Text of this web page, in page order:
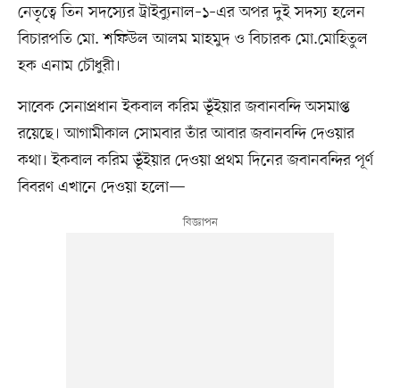
নেতৃত্বে তিন সদস্যের ট্রাইব্যুনাল–১–এর অপর দুই সদস্য হলেন
বিচারপতি মো. শফিউল আলম মাহমুদ ও বিচারক মো.মোহিতুল
হক এনাম চৌধুরী।
সাবেক সেনাপ্রধান ইকবাল করিম ভূঁইয়ার জবানবন্দি অসমাপ্ত
রয়েছে। আগামীকাল সোমবার তাঁর আবার জবানবন্দি দেওয়ার
কথা। ইকবাল করিম ভূঁইয়ার দেওয়া প্রথম দিনের জবানবন্দির পূর্ণ
বিবরণ এখানে দেওয়া হলো—